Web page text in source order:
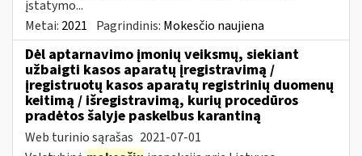
įstatymo...
Metai: 2021 Pagrindinis: Mokesčio naujiena
Dėl aptarnavimo įmonių veiksmų, siekiant
užbaigti kasos aparatų įregistravimą /
įregistruotų kasos aparatų registrinių duomenų
keitimą / išregistravimą, kurių procedūros
pradėtos šalyje paskelbus karantiną
Web turinio sąrašas 2021-07-01